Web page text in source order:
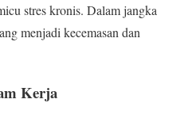
stres kronis. Dalam jangka
menjadi kecemasan dan
Kerja